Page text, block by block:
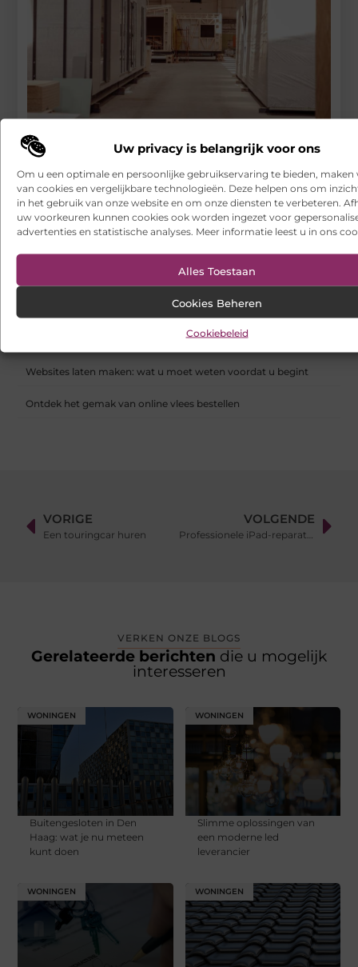
Uw privacy is belangrijk voor ons
Om u een optimale en persoonlijke gebruikservaring te bieden, maken
van cookies en vergelijkbare technologieën. Deze helpen ons om
in het gebruik van onze website en om onze diensten te verbeteren.
uw voorkeuren kunnen cookies ook worden ingezet voor
advertenties en statistische analyses. Meer informatie leest u in ons
Alles Toestaan
Cookies Beheren
Cookiebeleid
Prefab Mantelzorgwoning: Een Praktische Oplossing voor
RECENTE BERICHTEN
Een leverancier van alcoholische producten die met u
meeschaalt
Hoe franchiseketens lokale Google Ads budgetten centraal en
Een buitenkat of binnenkat? Dezelfde dierenarts voor uw kat
Samen scheiden zonder strijd: zo houd je overzicht in een
Websites laten maken: wat u moet weten voordat u begint
Ontdek het gemak van online vlees bestellen
VORIGE
Een touringcar huren
VOLGENDE
Professionele iPad-reparaties in Doetinchem bij Phone House
VERKEN ONZE BLOGS
Gerelateerde berichten die u mogelijk
interesseren
WONINGEN
Buitengesloten in Den
Haag: wat je nu meteen
kunt doen
WONINGEN
Slimme oplossingen van
een moderne led
leverancier
WONINGEN WONINGEN